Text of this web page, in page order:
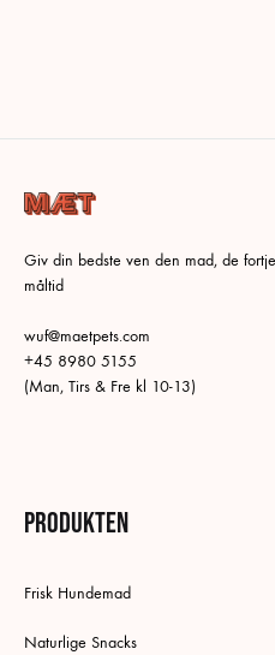
Giv din bedste ven den mad, de
måltid
wuf@maetpets.com
+45 8980 5155
(Man, Tirs & Fre kl 10-13)
Produkten
Frisk Hundemad
Naturlige Snacks